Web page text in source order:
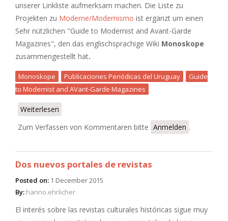
unserer Linkliste aufmerksam machen. Die Liste zu
Projekten zu Moderne/Modernismo ist ergänzt um einen
Sehr nützlichen "Guide to Modernist and Avant-Garde
Magazines", den das englischsprachige Wiki Monoskope
zusammengestellt hat.
Monoskope Publicaciones Periódicas del Uruguay
Guide
to Modernist and AVant-Garde Magazines
Weiterlesen
Zum Verfassen von Kommentaren bitte Anmelden .
Dos nuevos portales de revistas
Posted on: 1 December 2015
By: hanno.ehrlicher
El interés sobre las revistas culturales históricas sigue muy